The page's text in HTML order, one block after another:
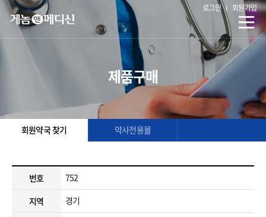
로그인 회원가입
제품구매
회원약국 찾기 약사전용몰
번호
752
지역
경기